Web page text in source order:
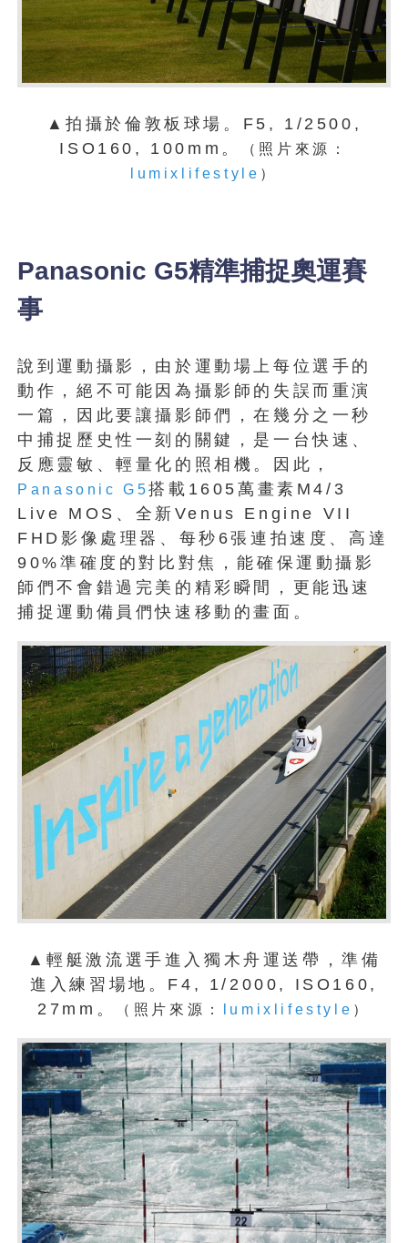
▲拍攝於倫敦板球場。F5, 1/2500,
ISO160, 100mm。
（照片來源：
lumixlifestyle ）
Panasonic G5精準捕捉奧運賽
事
說到運動攝影，由於運動場上每位選手的
動作，絕不可能因為攝影師的失誤而重演
一篇，因此要讓攝影師們，在幾分之一秒
中捕捉歷史性一刻的關鍵，是一台快速、
反應靈敏、輕量化的照相機。因此，
Panasonic G5搭載1605萬畫素M4/3
Live MOS、全新Venus Engine VII
FHD影像處理器、每秒6張連拍速度、高達
90%準確度的對比對焦，能確保運動攝影
師們不會錯過完美的精彩瞬間，更能迅速
捕捉運動備員們快速移動的畫面。
▲輕艇激流選手進入獨木舟運送帶，準備
進入練習場地。F4, 1/2000, ISO160,
27mm。
（照片來源： lumixlifestyle ）